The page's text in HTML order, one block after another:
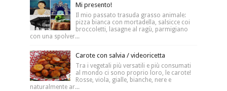
Mi presento!
Il mio passato trasuda grasso animale:
pizza bianca con mortadella, salsicce coi
broccoletti, lasagne al ragù, parmigiano
con una spolver...
Carote con salvia / videoricetta
Tra i vegetali più versatili e più consumati
al mondo ci sono proprio loro, le carote!
Rosse, viola, gialle, bianche, nere e
naturalmente ar...